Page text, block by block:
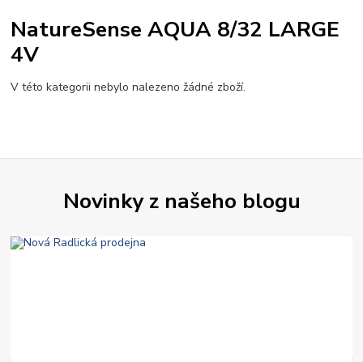
NatureSense AQUA 8/32 LARGE
4V
V této kategorii nebylo nalezeno žádné zboží.
Novinky z našeho blogu